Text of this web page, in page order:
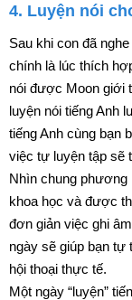
4. Luyện nói
Sau khi con đã
chính là lúc thích
nói được Moon giới
luyện nói tiếng Anh
tiếng Anh cùng bạn
việc tự luyện tập sẽ
Nhìn chung
khoa học và được
đơn giản việc ghi
ngày sẽ giúp bạn tự
hội thoại thực tế.
Một ngày “luyện”